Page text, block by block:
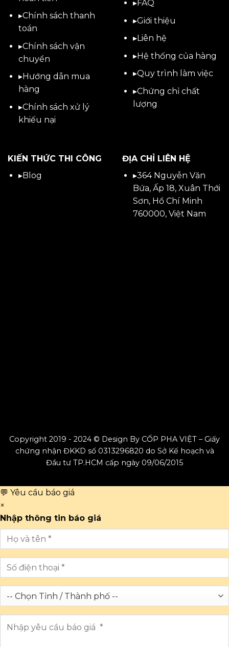
▸Chính sách thanh
toán
▸Chính sách vận
chuyển
▸Hướng dẫn mua
hàng
▸Chính sách xử lý
khiếu nại
▸FAQ
▸Giới thiệu
▸Liên hệ
▸Hệ thống của hàng
▸Quy trình làm việc
▸Chứng chỉ chất
lượng
KIẾN THỨC THI CÔNG
▸Blog
ĐỊA CHỈ LIÊN HỆ
▸364 Nguyễn Văn
Bứa, Ấp 18, Xuân Thới
Sơn, Hồ Chí Minh
760000, Việt Nam
Copyright 2019 - 2024 © Design By CỐP PHA VIỆT – Giấy
chứng nhận ĐKKD số 0313296820 do Sở Kế hoạch và
Đầu tư TP.HCM cấp ngày 09/06/2015
💬 Yêu cầu báo giá
×
Nhập thông tin báo giá